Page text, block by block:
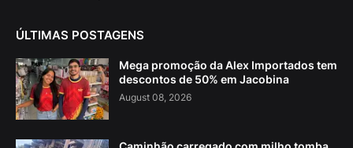
ÚLTIMAS POSTAGENS
Mega promoção da Alex Importados tem
descontos de 50% em Jacobina
August 08, 2026